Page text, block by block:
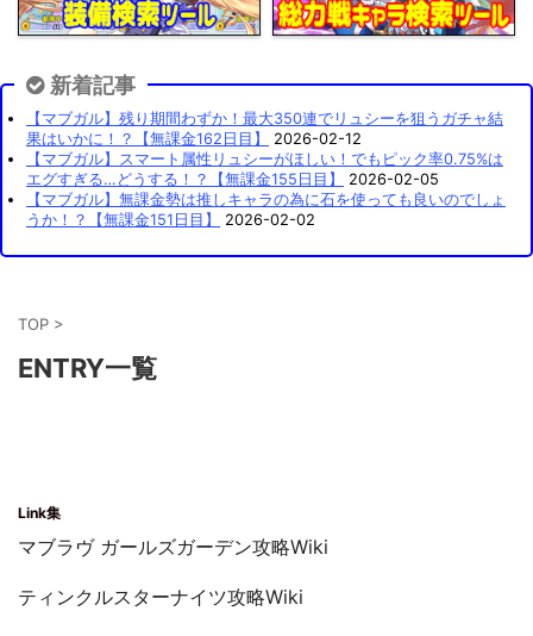
新着記事
【マブガル】残り期間わずか！最大350連でリュシーを狙うガチャ結
果はいかに！？【無課金162日目】
2026-02-12
【マブガル】スマート属性リュシーがほしい！でもピック率0.75%は
エグすぎる…どうする！？【無課金155日目】
2026-02-05
【マブガル】無課金勢は推しキャラの為に石を使っても良いのでしょ
うか！？【無課金151日目】
2026-02-02
TOP >
ENTRY一覧
Link集
マブラヴ ガールズガーデン攻略Wiki
ティンクルスターナイツ攻略Wiki